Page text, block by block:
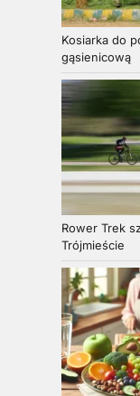
Kosiarka do
gąsienicową
Rower Trek
Trójmieście